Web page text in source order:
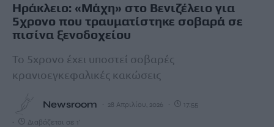
Ηράκλειο: «Μάχη» στο Βενιζέλειο για
5χρονο που τραυματίστηκε σοβαρά σε
πισίνα ξενοδοχείου
Το 5χρονο έχει υποστεί σοβαρές
κρανιοεγκεφαλικές κακώσεις
Newsroom 28 Απριλίου, 2026 17:55
Διαβάζεται σε 1'